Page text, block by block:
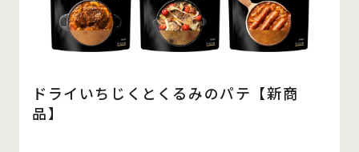
ドライいちじくとくるみのパテ【新商
品】